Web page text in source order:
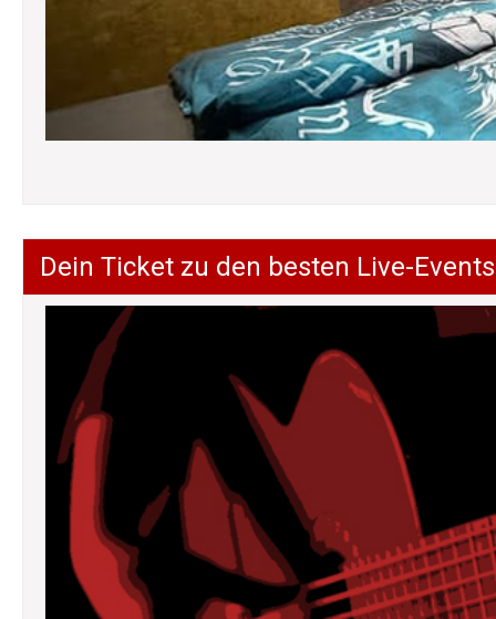
Dein Ticket zu den besten Live-Events